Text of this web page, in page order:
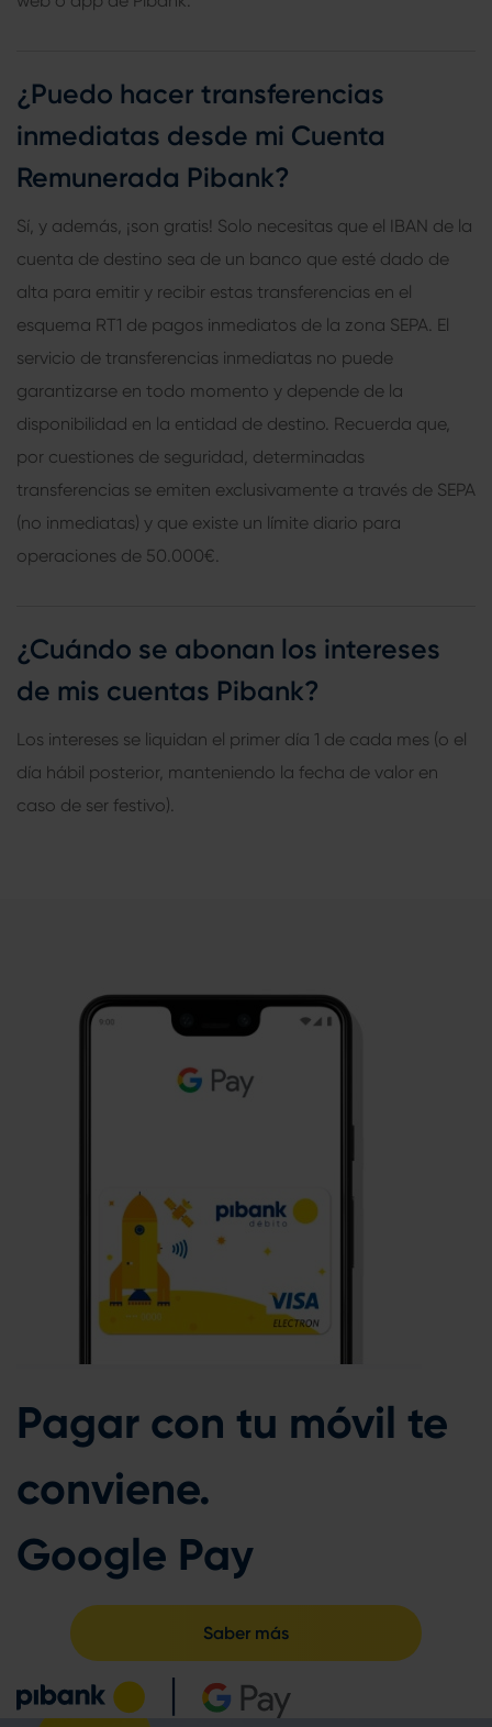
¿Puedo hacer transferencias
inmediatas desde mi Cuenta
Remunerada Pibank?
Sí, y además, ¡son gratis! Solo necesitas que el IBAN de la
cuenta de destino sea de un banco que esté dado de
alta para emitir y recibir estas transferencias en el
esquema RT1 de pagos inmediatos de la zona SEPA. El
servicio de transferencias inmediatas no puede
garantizarse en todo momento y depende de la
disponibilidad en la entidad de destino. Recuerda que,
por cuestiones de seguridad, determinadas
transferencias se emiten exclusivamente a través de SEPA
(no inmediatas) y que existe un límite diario para
operaciones de 50.000€.
¿Cuándo se abonan los intereses
de mis cuentas Pibank?
Los intereses se liquidan el primer día 1 de cada mes (o el
día hábil posterior, manteniendo la fecha de valor en
caso de ser festivo).
Pagar con tu móvil te
conviene.
Google Pay
Saber más